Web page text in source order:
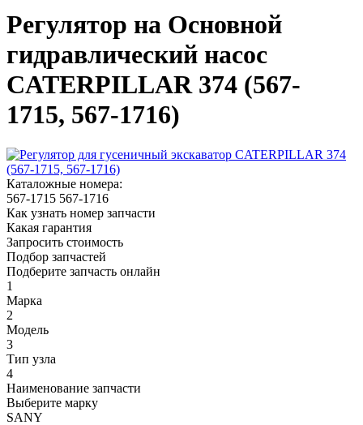
Регулятор на Основной
гидравлический насос
CATERPILLAR 374 (567-
1715, 567-1716)
Каталожные номера:
567-1715 567-1716
Как узнать номер запчасти
Какая гарантия
Запросить стоимость
Подбор запчастей
Подберите запчасть онлайн
1
Марка
2
Модель
3
Тип узла
4
Наименование запчасти
Выберите марку
SANY